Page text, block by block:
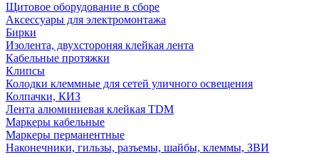
Щитовое оборудование в сборе
Аксессуары для электромонтажа
Бирки
Изолента, двухстороняя клейкая лента
Кабельные протяжки
Клипсы
Колодки клеммные для сетей уличного освещения
Колпачки, КИЗ
Лента алюминиевая клейкая TDM
Маркеры кабельные
Маркеры перманентные
Наконечники, гильзы, разъемы, шайбы, клеммы, ЗВИ